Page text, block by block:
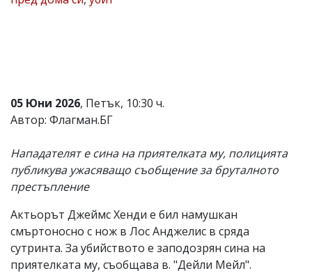
и
редакцията
не
отговорност
за
тях!
Ако
обиден
за
коментар,
моля
05 Юни 2026, Петък, 10:30 ч.
Автор: Флагман.БГ
Нападателят е сина на приятелката му, полицията
публикува ужасяващо съобщение за бруталното
престъпление
Актьорът Джеймс Хенди е бил намушкан
смъртоносно с нож в Лос Анджелис в сряда
сутринта. За убийството е заподозрян сина на
приятелката му, съобщава в. "Дейли Мейл".